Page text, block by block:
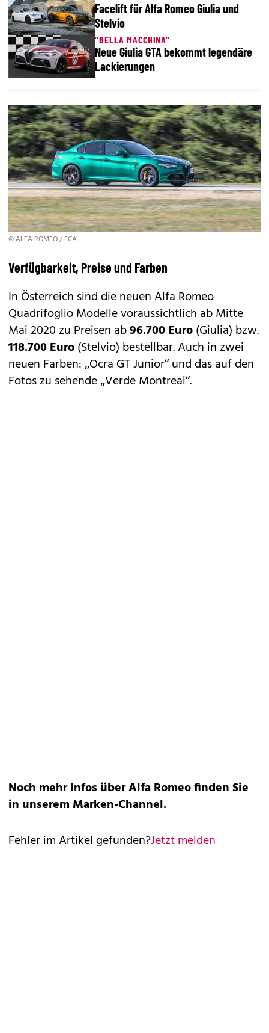
Facelift für Alfa Romeo Giulia und
Stelvio
"BELLA MACCHINA"
Neue Giulia GTA bekommt legendäre
Lackierungen
© ALFA ROMEO / FCA
Verfügbarkeit, Preise und Farben
In Österreich sind die neuen Alfa Romeo
Quadrifoglio Modelle voraussichtlich ab Mitte
Mai 2020 zu Preisen ab96.700 Euro(Giulia) bzw.
118.700 Euro(Stelvio) bestellbar. Auch in zwei
neuen Farben: „Ocra GT Junior“ und das auf den
Fotos zu sehende „Verde Montreal“.
Noch mehr Infos über Alfa Romeo finden Sie
in unserem Marken-Channel.
Fehler im Artikel gefunden?Jetzt melden